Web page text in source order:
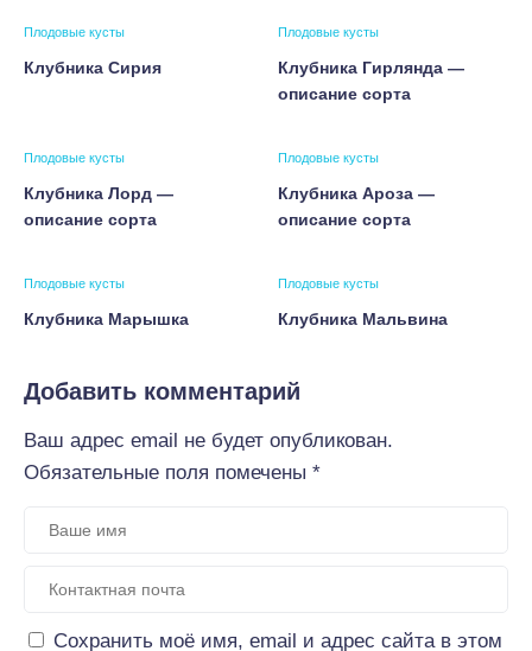
Плодовые кусты
Клубника Сирия
Плодовые кусты
Клубника Гирлянда —
описание сорта
Плодовые кусты
Клубника Лорд —
описание сорта
Плодовые кусты
Клубника Ароза —
описание сорта
Плодовые кусты
Клубника Марышка
Плодовые кусты
Клубника Мальвина
Добавить комментарий
Ваш адрес email не будет опубликован.
Обязательные поля помечены *
Сохранить моё имя, email и адрес сайта в этом